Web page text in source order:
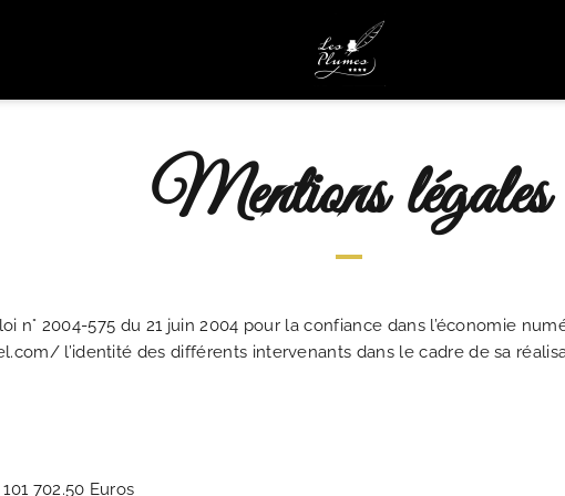
Mentions légales
n° 2004-575 du 21 juin 2004 pour la confiance dans l’économie
l’identité des différents intervenants dans le cadre de sa
702.50 Euros